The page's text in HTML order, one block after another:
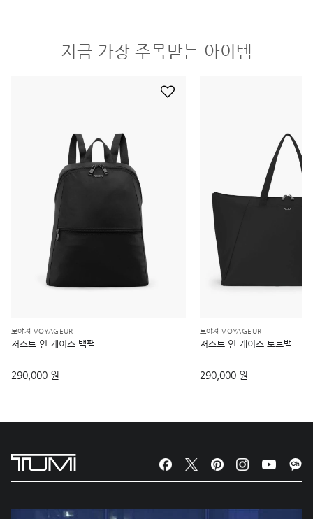
지금 가장 주목받는 아이템
보야져 VOYAGEUR
저스트 인 케이스 백팩
290,000 원
보야져 VOYAGEUR
저스트 인 케이스 토트백
290,000 원